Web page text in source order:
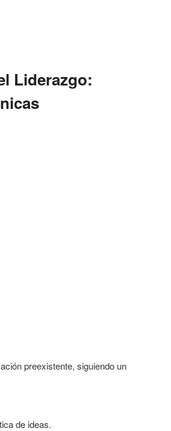
Liderazgo:
preexistente, siguiendo un
de ideas.